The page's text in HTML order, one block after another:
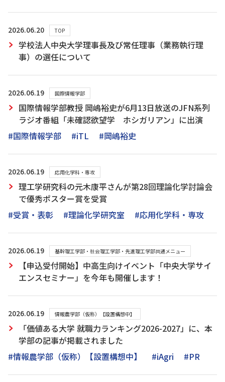
2026.06.20 TOP
学校法人中央大学理事長及び常任理事（業務執行理
事）の選任について
2026.06.19 国際情報学部
国際情報学部教授 岡嶋裕史が6月13日放送のJFN系列
ラジオ番組「未確認欲望学 ホシガリアン」に出演
#国際情報学部
#iTL #岡嶋裕史
2026.06.19 応用化学科・専攻
理工学研究科の元木康平さんが第28回理論化学討論会
で優秀ポスター賞を受賞
#受賞・表彰
#理論化学研究室 #応用化学科・専攻
2026.06.19 基幹理工学部・社会理工学部・先進理工学部共通メニュー
【申込受付開始】中高生向けイベント「中央大学サイ
エンスセミナー」を今年も開催します！
2026.06.19 情報農学部（仮称）【設置構想中】
「価値ある大学 就職力ランキング2026-2027」に、本
学部の記事が掲載されました
#情報農学部（仮称）【設置構想中】
#iAgri #PR